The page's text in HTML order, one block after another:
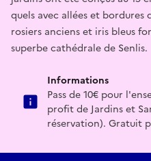
quels avec allées et bordures
rosiers anciens et iris bleus
superbe cathédrale de Senlis.
Informations
Pass de 10€ pour
profit de Jardins et
réservation). Gratuit